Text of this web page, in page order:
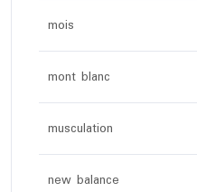
mois
mont blanc
musculation
new balance